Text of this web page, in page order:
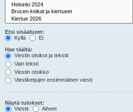
Etsi sisäalueet:
Kyllä
Ei
Hae täältä:
Viestin otsikot ja tekstit
Vain teksti
Viestin otsikko
Viestiketjujen ensimmäinen viesti
Näytä tulokset:
Viestit
Aiheet